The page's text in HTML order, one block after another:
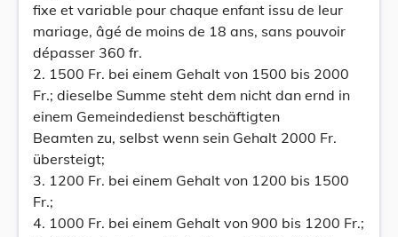
fixe et variable pour chaque enfant issu de leur
mariage, âgé de moins de 18 ans, sans pouvoir
dépasser 360 fr.
2. 1500 Fr. bei einem Gehalt von 1500 bis 2000
Fr.; dieselbe Summe steht dem nicht dan ernd in
einem Gemeindedienst beschäftigten
Beamten zu, selbst wenn sein Gehalt 2000 Fr.
übersteigt;
3. 1200 Fr. bei einem Gehalt von 1200 bis 1500
Fr.;
4. 1000 Fr. bei einem Gehalt von 900 bis 1200 Fr.;